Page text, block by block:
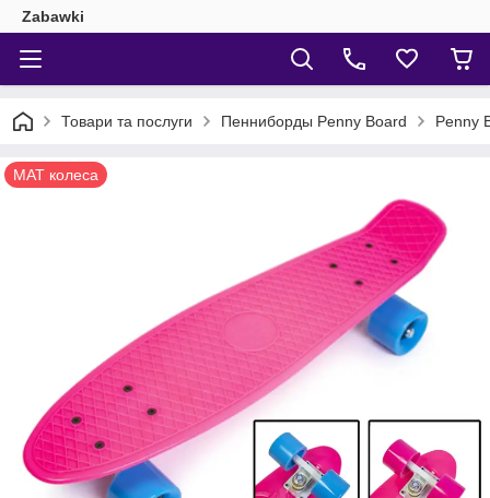
Zabawki
Товари та послуги Пенниборды Penny Board Penny
MAT колеса